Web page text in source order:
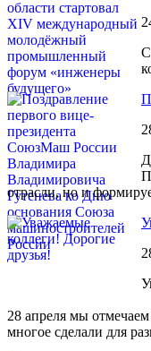
отрасли, но и
28 апреля мы
многое сделали для